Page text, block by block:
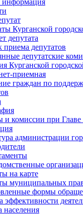
Курганской
депутата
приема депутатов
депутатские
Курганской
приемная
граждан по
и комиссии при Главе
администрации
на карте
муниципальных
формы
эффективности
населения